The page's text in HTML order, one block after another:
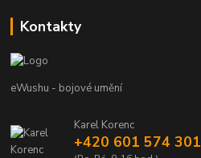
Kontakty
eWushu - bojové umění
Karel Korenc
+420 601 574 301